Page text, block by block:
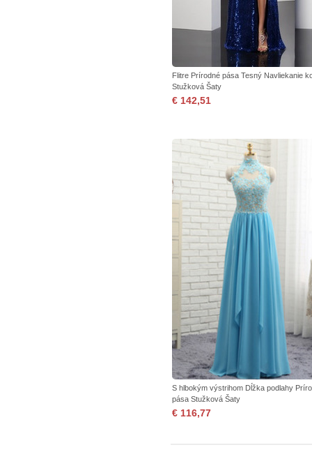
Flitre Prírodné pása Tesný Navliekanie
Stužková Šaty
€ 142,51
S hlbokým výstrihom Dĺžka podlahy
pása Stužková Šaty
€ 116,77